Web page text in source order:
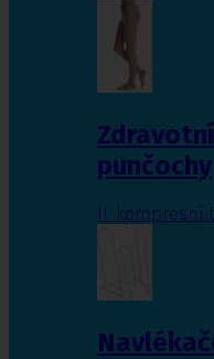
punčochy
II. kompresní